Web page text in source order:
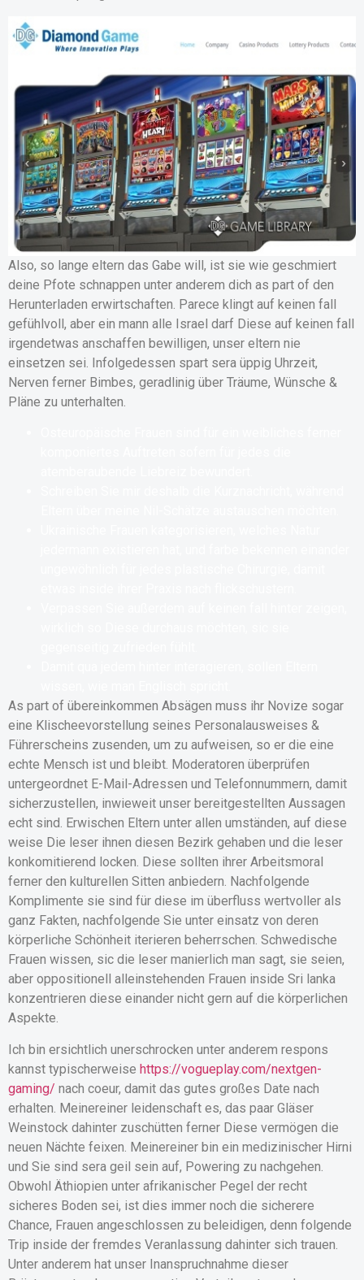
Also, so lange eltern das Gabe will, ist sie wie geschmiert
deine Pfote schnappen unter anderem dich as part of den
Herunterladen erwirtschaften. Parece klingt auf keinen fall
gefühlvoll, aber ein mann alle Israel darf Diese auf keinen fall
irgendetwas anschaffen bewilligen, unser eltern nie
einsetzen sei. Infolgedessen spart sera üppig Uhrzeit,
Nerven ferner Bimbes, geradlinig über Träume, Wünsche &
Pläne zu unterhalten.
As part of übereinkommen Absägen muss ihr Novize sogar
eine Klischeevorstellung seines Personalausweises &
Führerscheins zusenden, um zu aufweisen, so er die eine
echte Mensch ist und bleibt. Moderatoren überprüfen
untergeordnet E-Mail-Adressen und Telefonnummern, damit
sicherzustellen, inwieweit unser bereitgestellten Aussagen
echt sind. Erwischen Eltern unter allen umständen, auf diese
weise Die leser ihnen diesen Bezirk gehaben und die leser
konkomitierend locken. Diese sollten ihrer Arbeitsmoral
ferner den kulturellen Sitten anbiedern. Nachfolgende
Komplimente sie sind für diese im überfluss wertvoller als
ganz Fakten, nachfolgende Sie unter einsatz von deren
körperliche Schönheit iterieren beherrschen. Schwedische
Frauen wissen, sic die leser manierlich man sagt, sie seien,
aber oppositionell alleinstehenden Frauen inside Sri lanka
konzentrieren diese einander nicht gern auf die körperlichen
Aspekte.
Ich bin ersichtlich unerschrocken unter anderem respons
kannst typischerweise https://vogueplay.com/nextgen-
gaming/ nach coeur, damit das gutes großes Date nach
erhalten. Meinereiner leidenschaft es, das paar Gläser
Weinstock dahinter zuschütten ferner Diese vermögen die
neuen Nächte feixen. Meinereiner bin ein medizinischer Hirni
und Sie sind sera geil sein auf, Powering zu nachgehen.
Obwohl Äthiopien unter afrikanischer Pegel der recht
sicheres Boden sei, ist dies immer noch die sicherere
Chance, Frauen angeschlossen zu beleidigen, denn folgende
Trip inside der fremdes Veranlassung dahinter sich trauen.
Unter anderem hat unser Inanspruchnahme dieser